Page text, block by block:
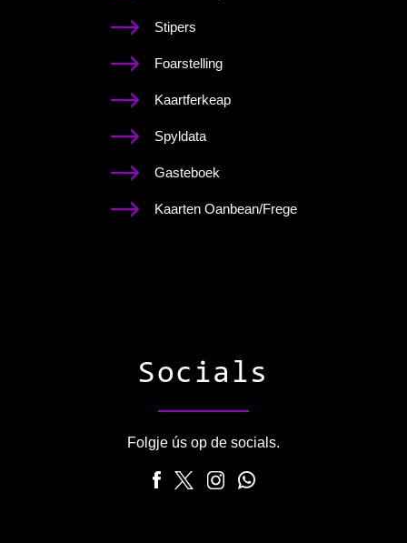
Stipers
Foarstelling
Kaartferkeap
Spyldata
Gasteboek
Kaarten Oanbean/Frege
Socials
Folgje ús op de socials.